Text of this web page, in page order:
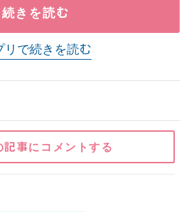
続きを読む
リで続きを読む
記事にコメントする